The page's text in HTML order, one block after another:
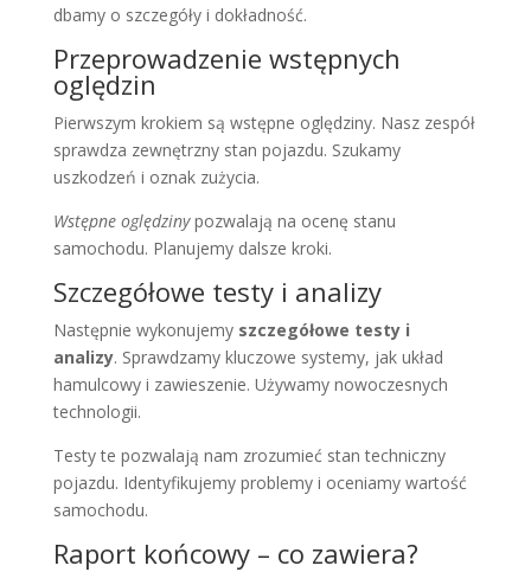
dbamy o szczegóły i dokładność.
Przeprowadzenie wstępnych
oględzin
Pierwszym krokiem są wstępne oględziny. Nasz zespół
sprawdza zewnętrzny stan pojazdu. Szukamy
uszkodzeń i oznak zużycia.
Wstępne oględzinypozwalają na ocenę stanu
samochodu. Planujemy dalsze kroki.
Szczegółowe testy i analizy
Następnie wykonujemy szczegółowe testy i
analizy. Sprawdzamy kluczowe systemy, jak układ
hamulcowy i zawieszenie. Używamy nowoczesnych
technologii.
Testy te pozwalają nam zrozumieć stan techniczny
pojazdu. Identyfikujemy problemy i oceniamy wartość
samochodu.
Raport końcowy – co zawiera?